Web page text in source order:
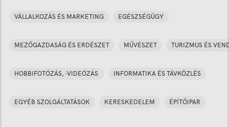
VÁLLALKOZÁS ÉS MARKETING EGÉSZSÉGÜGY
MEZŐGAZDASÁG ÉS ERDÉSZET MŰVÉSZET TURIZMUS ÉS
HOBBIFOTÓZÁS, -VIDEÓZÁS INFORMATIKA ÉS TÁVKÖZLÉS
EGYÉB SZOLGÁLTATÁSOK KERESKEDELEM ÉPÍTŐIPAR